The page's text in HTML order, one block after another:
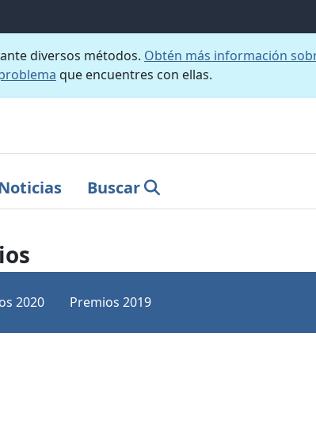
diversos métodos. Obtén más información
que encuentres con ellas.
Buscar
2020 Premios 2019